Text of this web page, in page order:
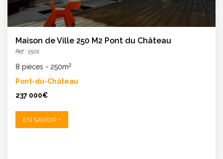
Maison de Ville 250 M2 Pont du Château
Réf : 1501
8 pièces - 250m2
Pont-du-Château
237 000€
EN SAVOIR +